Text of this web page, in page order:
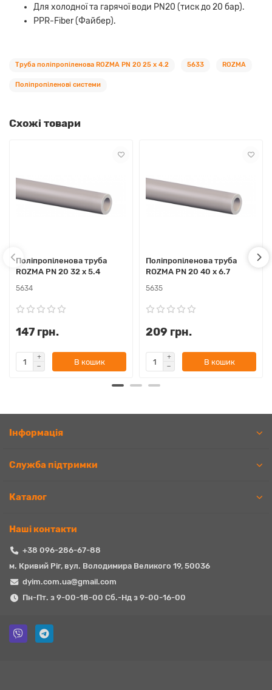
Для холодної та гарячої води PN20 (тиск до 20 бар).
PPR-Fiber (Файбер).
Труба поліпропіленова ROZMA PN 20 25 x 4.2 5633 ROZMA
Поліпропіленові системи
Схожі товари
Поліпропіленова труба
ROZMA PN 20 32 x 5.4
5634
147 грн.
В кошик
Поліпропіленова труба
ROZMA PN 20 40 x 6.7
5635
209 грн.
В кошик
Iнформація
Служба підтримки
Каталог
Наші контакти
+38 096-286-67-88
м. Кривий Ріг, вул. Володимира Великого 19, 50036
dyim.com.ua@gmail.com
Пн-Пт. з 9-00-18-00 Сб.-Нд з 9-00-16-00